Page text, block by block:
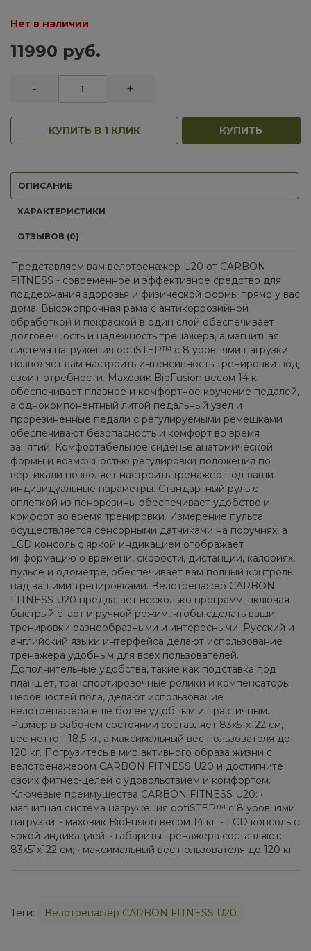
Нет в наличии
11990 руб.
- +
КУПИТЬ В 1 КЛИК КУПИТЬ
ОПИСАНИЕ
ХАРАКТЕРИСТИКИ
ОТЗЫВОВ (0)
Представляем вам велотренажер U20 от CARBON
FITNESS - современное и эффективное средство для
поддержания здоровья и физической формы прямо у вас
дома. Высокопрочная рама с антикоррозийной
обработкой и покраской в один слой обеспечивает
долговечность и надежность тренажера, а магнитная
система нагружения optiSTEP™ с 8 уровнями нагрузки
позволяет вам настроить интенсивность тренировки под
свои потребности. Маховик BioFusion весом 14 кг
обеспечивает плавное и комфортное кручение педалей,
а однокомпонентный литой педальный узел и
прорезиненные педали с регулируемыми ремешками
обеспечивают безопасность и комфорт во время
занятий. Комфортабельное сиденье анатомической
формы и возможностью регулировки положения по
вертикали позволяет настроить тренажер под ваши
индивидуальные параметры. Стандартный руль с
оплеткой из пенорезины обеспечивает удобство и
комфорт во время тренировки. Измерение пульса
осуществляется сенсорными датчиками на поручнях, а
LCD консоль с яркой индикацией отображает
информацию о времени, скорости, дистанции, калориях,
пульсе и одометре, обеспечивает вам полный контроль
над вашими тренировками. Велотренажер CARBON
FITNESS U20 предлагает несколько программ, включая
быстрый старт и ручной режим, чтобы сделать ваши
тренировки разнообразными и интересными. Русский и
английский языки интерфейса делают использование
тренажера удобным для всех пользователей.
Дополнительные удобства, такие как подставка под
планшет, транспортировочные ролики и компенсаторы
неровностей пола, делают использование
велотренажера еще более удобным и практичным.
Размер в рабочем состоянии составляет 83x51x122 см,
вес нетто - 18,5 кг, а максимальный вес пользователя до
120 кг. Погрузитесь в мир активного образа жизни с
велотренажером CARBON FITNESS U20 и достигните
своих фитнес-целей с удовольствием и комфортом.
Ключевые преимущества CARBON FITNESS U20: •
магнитная система нагружения optiSTEP™ с 8 уровнями
нагрузки; • маховик BioFusion весом 14 кг; • LCD консоль с
яркой индикацией; • габариты тренажера составляют:
83x51x122 см; • максимальный вес пользователя до 120 кг.
Теги: Велотренажер CARBON FITNESS U20